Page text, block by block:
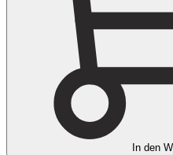
In den